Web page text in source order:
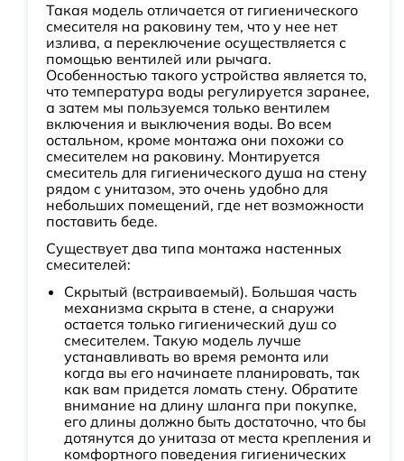
Такая модель отличается от гигиенического
смесителя на раковину тем, что у нее нет
излива, а переключение осуществляется с
помощью вентилей или рычага.
Особенностью такого устройства является то,
что температура воды регулируется заранее,
а затем мы пользуемся только вентилем
включения и выключения воды. Во всем
остальном, кроме монтажа они похожи со
смесителем на раковину. Монтируется
смеситель для гигиенического душа на стену
рядом с унитазом, это очень удобно для
небольших помещений, где нет возможности
поставить беде.
Существует два типа монтажа настенных
смесителей:
Скрытый (встраиваемый). Большая часть
механизма скрыта в стене, а снаружи
остается только гигиенический душ со
смесителем. Такую модель лучше
устанавливать во время ремонта или
когда вы его начинаете планировать, так
как вам придется ломать стену. Обратите
внимание на длину шланга при покупке,
его длины должно быть достаточно, что бы
дотянутся до унитаза от места крепления и
комфортного поведения гигиенических